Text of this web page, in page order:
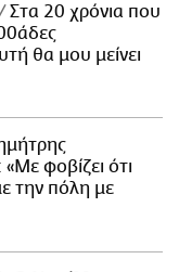
Στα 20 χρόνια που
θα μου μείνει
φοβίζει ότι
την πόλη με